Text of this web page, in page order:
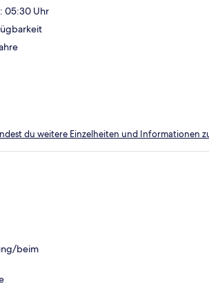
05:30 Uhr
du weitere Einzelheiten und Informationen
beim